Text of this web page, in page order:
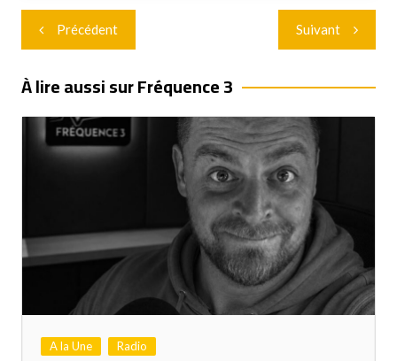
Navigation
de
l’article
Précédent Suivant
À lire aussi sur Fréquence 3
A la Une Radio